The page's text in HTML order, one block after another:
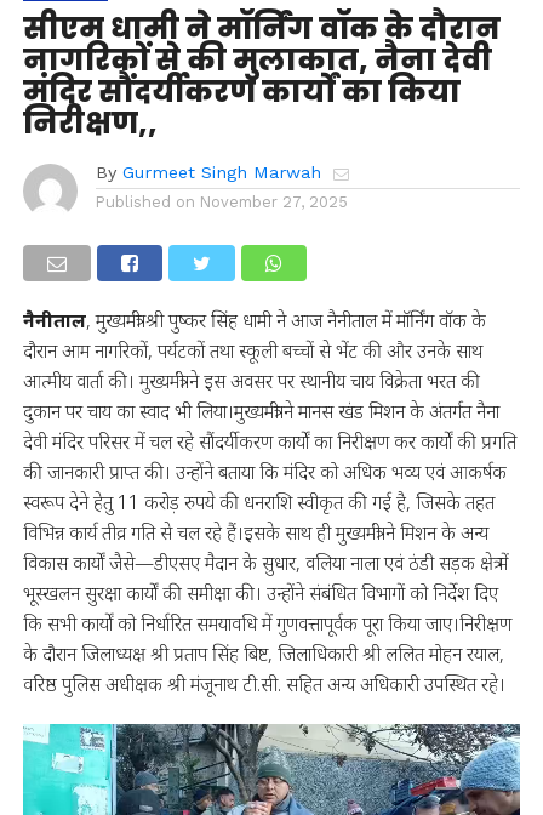
सीएम धामी ने मॉर्निंग वॉक के दौरान
नागरिकों से की मुलाकात, नैना देवी
मंदिर सौंदर्यीकरण कार्यों का किया
निरीक्षण,,
By Gurmeet Singh Marwah
Published on November 27, 2025
नैनीताल, मुख्यमंत्री श्री पुष्कर सिंह धामी ने आज नैनीताल में मॉर्निंग वॉक के
दौरान आम नागरिकों, पर्यटकों तथा स्कूली बच्चों से भेंट की और उनके साथ
आत्मीय वार्ता की। मुख्यमंत्री ने इस अवसर पर स्थानीय चाय विक्रेता भरत की
दुकान पर चाय का स्वाद भी लिया।मुख्यमंत्री ने मानस खंड मिशन के अंतर्गत नैना
देवी मंदिर परिसर में चल रहे सौंदर्यीकरण कार्यों का निरीक्षण कर कार्यों की प्रगति
की जानकारी प्राप्त की। उन्होंने बताया कि मंदिर को अधिक भव्य एवं आकर्षक
स्वरूप देने हेतु 11 करोड़ रुपये की धनराशि स्वीकृत की गई है, जिसके तहत
विभिन्न कार्य तीव्र गति से चल रहे हैं।इसके साथ ही मुख्यमंत्री ने मिशन के अन्य
विकास कार्यों जैसे—डीएसए मैदान के सुधार, वलिया नाला एवं ठंडी सड़क क्षेत्र में
भूस्खलन सुरक्षा कार्यों की समीक्षा की। उन्होंने संबंधित विभागों को निर्देश दिए
कि सभी कार्यों को निर्धारित समयावधि में गुणवत्तापूर्वक पूरा किया जाए।निरीक्षण
के दौरान जिलाध्यक्ष श्री प्रताप सिंह बिष्ट, जिलाधिकारी श्री ललित मोहन रयाल,
वरिष्ठ पुलिस अधीक्षक श्री मंजूनाथ टी.सी. सहित अन्य अधिकारी उपस्थित रहे।